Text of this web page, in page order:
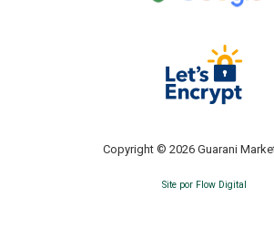
Copyright © 2026 Guarani
Site por Flow Digital